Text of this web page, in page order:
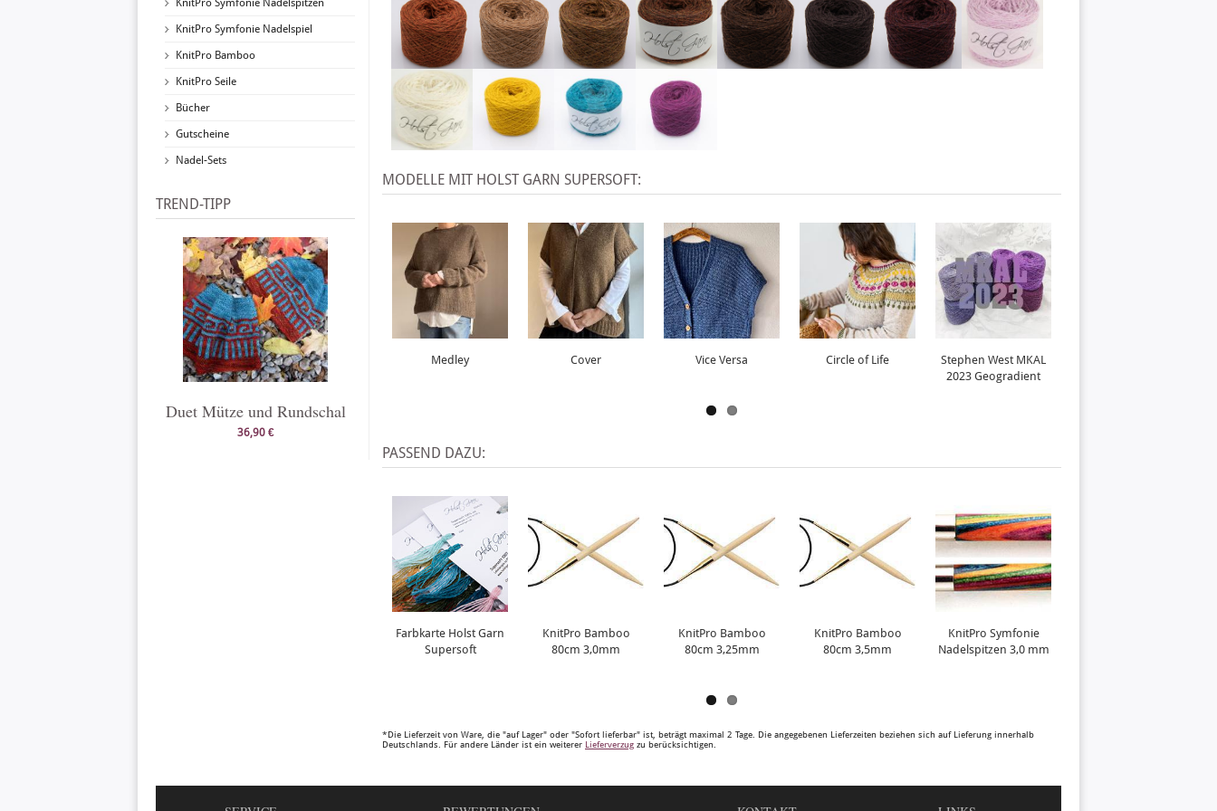
KnitPro Symfonie Nadelspitzen
KnitPro Symfonie Nadelspiel
KnitPro Bamboo
KnitPro Seile
Bücher
Gutscheine
Nadel-Sets
TREND-TIPP
Duet Mütze und Rundschal
36,90 €
X
MODELLE MIT HOLST GARN SUPERSOFT:
Medley Cover Vice Versa Circle of Life
Stephen West MKAL
2023 Geogradient
PASSEND DAZU:
Farbkarte Holst Garn
Supersoft
KnitPro Bamboo
80cm 3,0mm
KnitPro Bamboo
80cm 3,25mm
KnitPro Bamboo
80cm 3,5mm
KnitPro Symfonie
Nadelspitzen 3,0 mm
*Die Lieferzeit von Ware, die "auf Lager" oder "Sofort lieferbar" ist, beträgt maximal 2 Tage. Die angegebenen Lieferzeiten beziehen sich auf Lieferung innerhalb
Deutschlands. Für andere Länder ist ein weiterer Lieferverzug zu berücksichtigen.